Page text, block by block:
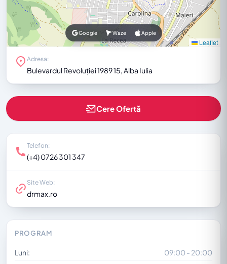
Leaflet
Google Waze Apple
Adresa:
Bulevardul Revoluției 1989 15, Alba Iulia
Cere Ofertă
Telefon:
(+4) 0726 301 347
Site Web:
drmax.ro
PROGRAM
Luni:
09:00 - 20:00